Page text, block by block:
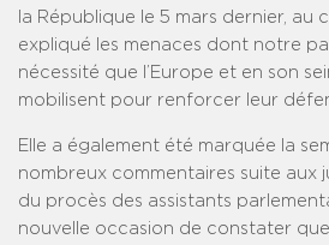
la République le 5 mars dernier, au
expliqué les menaces dont notre
nécessité que l’Europe et en son
mobilisent pour renforcer leur
Elle a également été marquée la
nombreux commentaires suite aux
du procès des assistants
nouvelle occasion de constater